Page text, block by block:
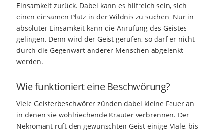
Einsamkeit zurück. Dabei kann es hilfreich sein, sich
einen einsamen Platz in der Wildnis zu suchen. Nur in
absoluter Einsamkeit kann die Anrufung des Geistes
gelingen. Denn wird der Geist gerufen, so darf er nicht
durch die Gegenwart anderer Menschen abgelenkt
werden.
Wie funktioniert eine Beschwörung?
Viele Geisterbeschwörer zünden dabei kleine Feuer an
in denen sie wohlriechende Kräuter verbrennen. Der
Nekromant ruft den gewünschten Geist einige Male, bis